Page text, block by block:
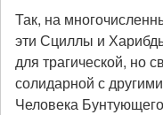
Так, на
эти Сциллы и
для трагической, но
солидарной с
Человека